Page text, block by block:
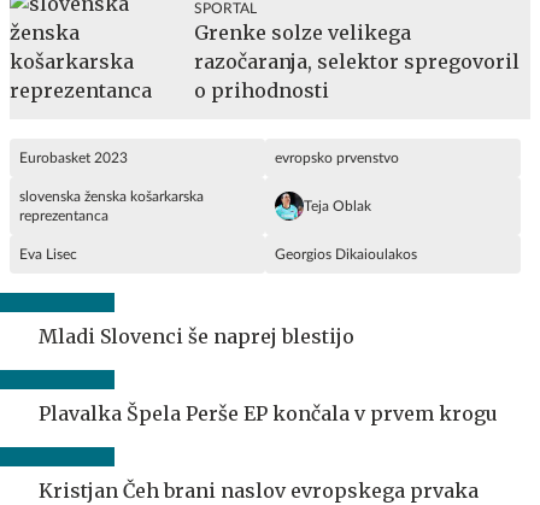
SPORTAL
Grenke solze velikega
razočaranja, selektor spregovoril
o prihodnosti
Eurobasket 2023 evropsko prvenstvo
slovenska ženska košarkarska
reprezentanca
Teja Oblak
Eva Lisec Georgios Dikaioulakos
Mladi Slovenci še naprej blestijo
Plavalka Špela Perše EP končala v prvem krogu
Kristjan Čeh brani naslov evropskega prvaka